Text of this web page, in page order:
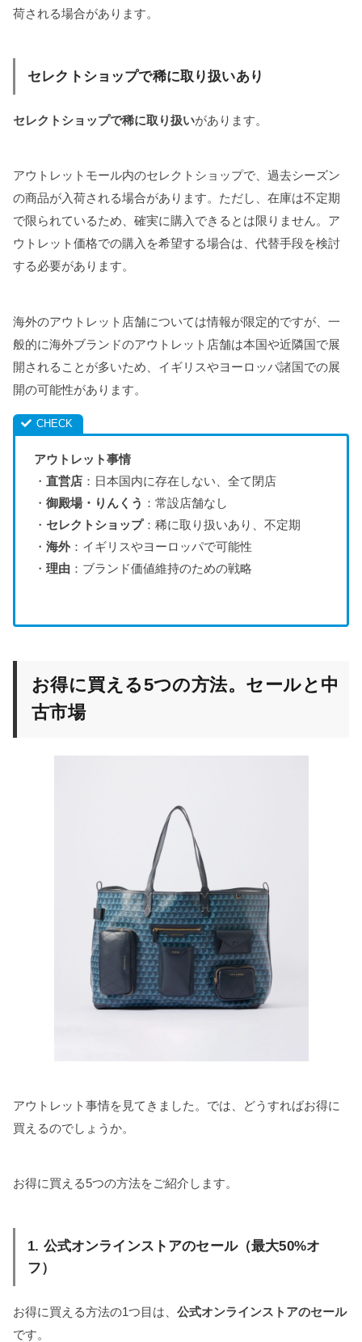
荷される場合があります。
セレクトショップで稀に取り扱いあり
セレクトショップで稀に取り扱いがあります。
アウトレットモール内のセレクトショップで、過去シーズン
の商品が入荷される場合があります。ただし、在庫は不定期
で限られているため、確実に購入できるとは限りません。ア
ウトレット価格での購入を希望する場合は、代替手段を検討
する必要があります。
海外のアウトレット店舗については情報が限定的ですが、一
般的に海外ブランドのアウトレット店舗は本国や近隣国で展
開されることが多いため、イギリスやヨーロッパ諸国での展
開の可能性があります。
アウトレット事情
・ 直営店：日本国内に存在しない、全て閉店
・ 御殿場・りんくう ：常設店舗なし
・ セレクトショップ：稀に取り扱いあり、不定期
・ 海外：イギリスやヨーロッパで可能性
・ 理由 ：ブランド価値維持のための戦略
お得に買える5つの方法。セールと中
古市場
アウトレット事情を見てきました。では、どうすればお得に
買えるのでしょうか。
お得に買える5つの方法をご紹介します。
1. 公式オンラインストアのセール（最大50%オ
フ）
お得に買える方法の1つ目は、 公式オンラインストアのセール
です。